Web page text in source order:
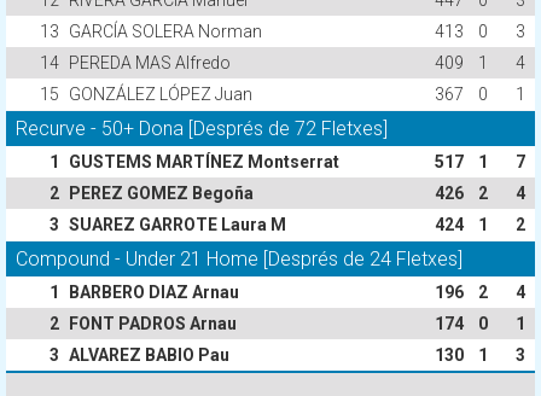
13
GARCÍA SOLERA Norman 413 0
3
14 PEREDA MAS Alfredo 409 1
4
15
GONZÁLEZ LÓPEZ Juan 367 0 1
Recurve - 50+ Dona [Després de 72 Fletxes]
1 GUSTEMS MARTÍNEZ Montserrat 517 1
7
2
PEREZ GOMEZ Begoña 426 2
4
3 SUAREZ GARROTE Laura M 424 1 2
Compound - Under 21 Home [Després de 24 Fletxes]
1 BARBERO DIAZ Arnau 196 2
4
2
FONT PADROS Arnau 174 0
1
3 ALVAREZ BABIO Pau 130 1 3